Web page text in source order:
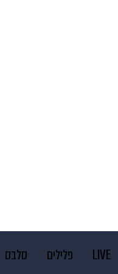
LIVE פלילים סלבס